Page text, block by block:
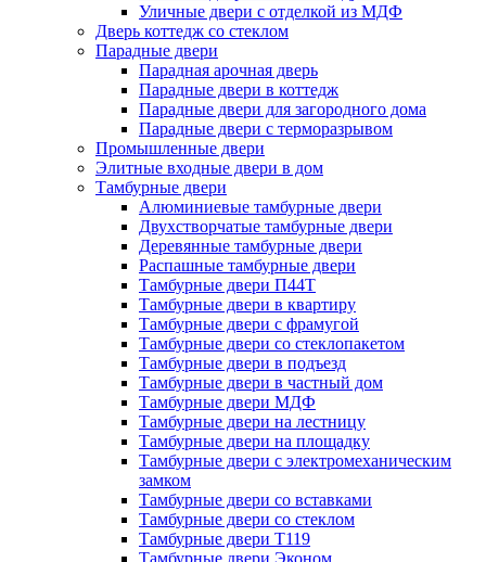
Уличные двери с отделкой из МДФ
Дверь коттедж со стеклом
Парадные двери
Парадная арочная дверь
Парадные двери в коттедж
Парадные двери для загородного дома
Парадные двери с терморазрывом
Промышленные двери
Элитные входные двери в дом
Тамбурные двери
Алюминиевые тамбурные двери
Двухстворчатые тамбурные двери
Деревянные тамбурные двери
Распашные тамбурные двери
Тамбурные двери П44Т
Тамбурные двери в квартиру
Тамбурные двери с фрамугой
Тамбурные двери со стеклопакетом
Тамбурные двери в подъезд
Тамбурные двери в частный дом
Тамбурные двери МДФ
Тамбурные двери на лестницу
Тамбурные двери на площадку
Тамбурные двери с электромеханическим
замком
Тамбурные двери со вставками
Тамбурные двери со стеклом
Тамбурные двери Т119
Тамбурные двери Эконом